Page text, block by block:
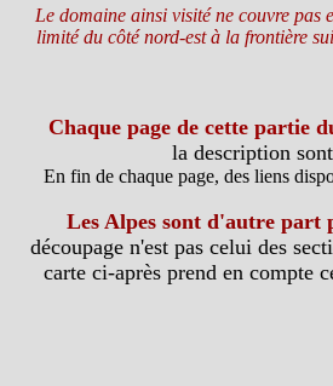
Le domaine ainsi visité ne couvre pas
limité du côté nord-est à la frontière
Chaque page de cette partie
la description
En fin de chaque page, des liens
Les Alpes sont d'autre part
découpage n'est pas celui des
carte ci-après prend en compte